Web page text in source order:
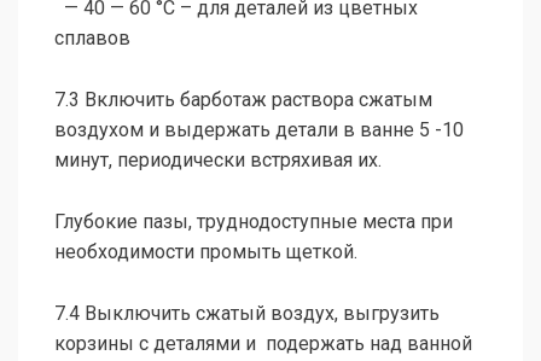
— 40 — 60 °С – для деталей из цветных
сплавов
7.3 Включить барботаж раствора сжатым
воздухом и выдержать детали в ванне 5 -10
минут, периодически встряхивая их.
Глубокие пазы, труднодоступные места при
необходимости промыть щеткой.
7.4 Выключить сжатый воздух, выгрузить
корзины с деталями и подержать над ванной